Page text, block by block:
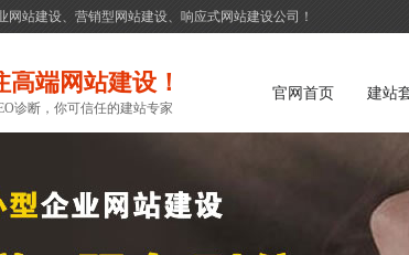
站建设、营销型网站建设、响应式网站建设公司！
高端网站建设！
诊断，你可信任的建站专家
官网首页 建站